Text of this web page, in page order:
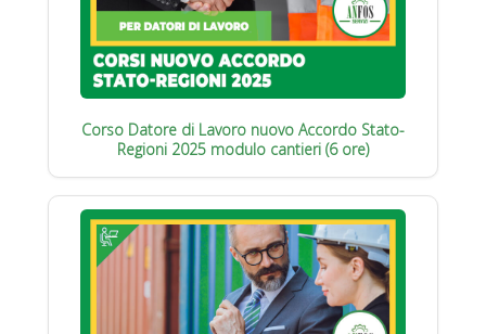
Corso Datore di Lavoro nuovo Accordo Stato-
Regioni 2025 modulo cantieri (6 ore)